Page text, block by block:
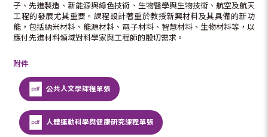
子、先進製造、新能源與綠色技術、生物醫學與生物技術、航空及航天
工程的發展尤其重要。課程設計著重於教授新興材料及其具備的新功
能，包括納米材料、能源材料、電子材料、智慧材料、生物材料等，以
應付先進材料領域對科學家與工程師的殷切需求。
附件
公共人文學課程單張
人體運動科學與健康研究課程單張